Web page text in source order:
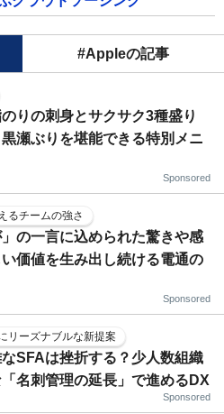
#Appleの記事
りの刺身とサクサク3種盛り
瀬ぶりを堪能できる特別メニ
Sponsored
るチームの強さ
」の一言に込められた驚きや感
価値を生み出し続ける電通の
Sponsored
リーズナブルな新提案
SFAは挫折する？少人数組織
名刺管理の延長」で進めるDX
Sponsored